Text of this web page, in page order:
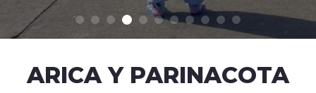
ARICA Y PARINACOTA